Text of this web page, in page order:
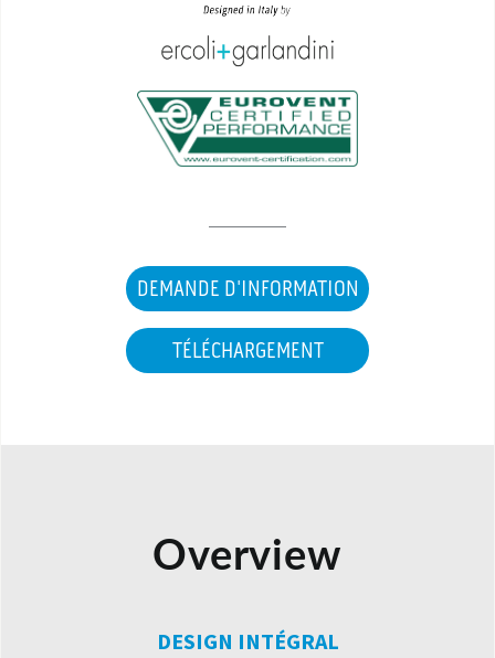
DEMANDE D'INFORMATION
TÉLÉCHARGEMENT
Overview
DESIGN INTÉGRAL